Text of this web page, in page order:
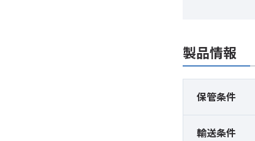
製品情報
保管条件
輸送条件